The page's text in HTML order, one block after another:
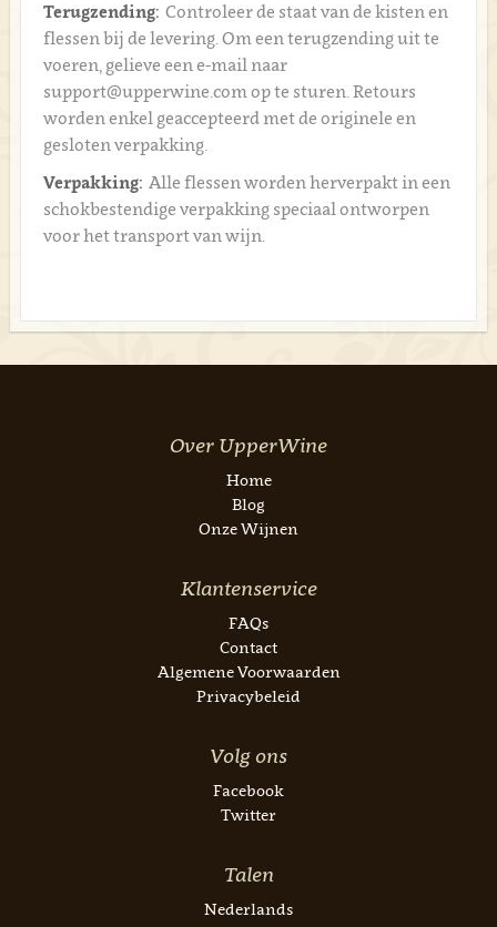
Terugzending: Controleer de staat van de kisten en
flessen bij de levering. Om een terugzending uit te
voeren, gelieve een e-mail naar
support@upperwine.com op te sturen. Retours
worden enkel geaccepteerd met de originele en
gesloten verpakking.
Verpakking: Alle flessen worden herverpakt in een
schokbestendige verpakking speciaal ontworpen
voor het transport van wijn.
Over UpperWine
Home
Blog
Onze Wijnen
Klantenservice
FAQs
Contact
Algemene Voorwaarden
Privacybeleid
Volg ons
Facebook
Twitter
Talen
Nederlands